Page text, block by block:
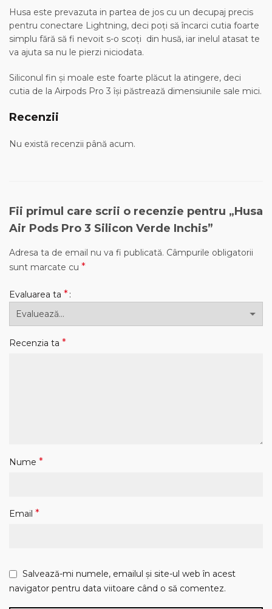
Husa este prevazuta in partea de jos cu un decupaj precis
pentru conectare Lightning, deci poți să încarci cutia foarte
simplu fără să fi nevoit s-o scoți din husă, iar inelul atasat te
va ajuta sa nu le pierzi niciodata.
Siliconul fin și moale este foarte plăcut la atingere, deci
cutia de la Airpods Pro 3 își păstrează dimensiunile sale mici.
Recenzii
Nu există recenzii până acum.
Fii primul care scrii o recenzie pentru „Husa
Air Pods Pro 3 Silicon Verde Inchis”
Adresa ta de email nu va fi publicată. Câmpurile obligatorii
sunt marcate cu *
Evaluarea ta *
Recenzia ta *
Nume *
Email *
Salvează-mi numele, emailul și site-ul web în acest
navigator pentru data viitoare când o să comentez.